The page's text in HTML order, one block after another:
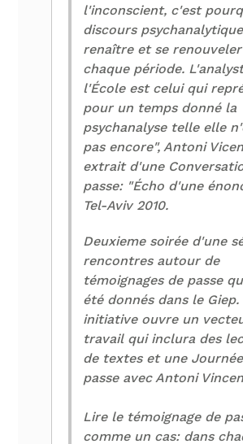
l'inconscient, c'est
discours
renaître et se
chaque période.
l'École est celui qui
pour un temps donné la
psychanalyse telle elle
pas encore", Antoni
extrait d'une
passe: "Écho d'une
Tel-Aviv 2010.
Deuxieme soirée d'une
rencontres autour de
témoignages de passe
été donnés dans le Giep.
initiative ouvre un
travail qui inclura des
de textes et une
passe avec Antoni
Lire le témoignage de
comme un cas: dans